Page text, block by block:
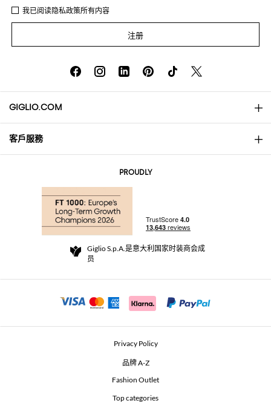
我已阅读隐私政策所有内容
注册
GIGLIO.COM
About
Community Store
Beauty Seekers VIP Club
客戶服務
退货与退款
For a safe shopping experience
Security Communication
PROUDLY
Giglio S.p.A.是意大利国家时装商会成
员
Privacy Policy
品牌 A-Z
Fashion Outlet
Top categories